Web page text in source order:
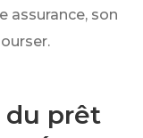
assurance, son
du prêt